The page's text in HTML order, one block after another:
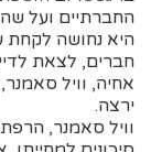
החברתיים ועל
היא נחושה לקחת
חברים, לצאת
אחיה, וויל
ירצה.
וויל סאמנר,